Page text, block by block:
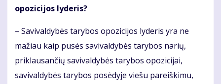
opozicijos lyderis?
– Savivaldybės tarybos opozicijos lyderis yra ne
mažiau kaip pusės savivaldybės tarybos narių,
priklausančių savivaldybės tarybos opozicijai,
savivaldybės tarybos posėdyje viešu pareiškimu,